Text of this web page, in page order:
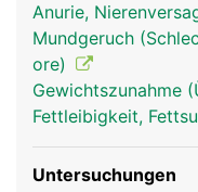
Anurie,
Mundgeruch
ore)
Gewichtszunahme
Fettleibigkeit,
Untersuchungen